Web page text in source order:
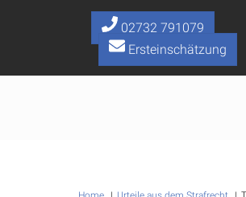
02732 791079
Ersteinschätzung